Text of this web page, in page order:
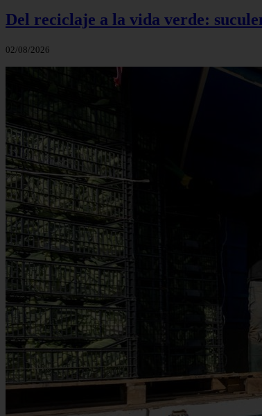
Del reciclaje a la vida verde:
02/08/2026